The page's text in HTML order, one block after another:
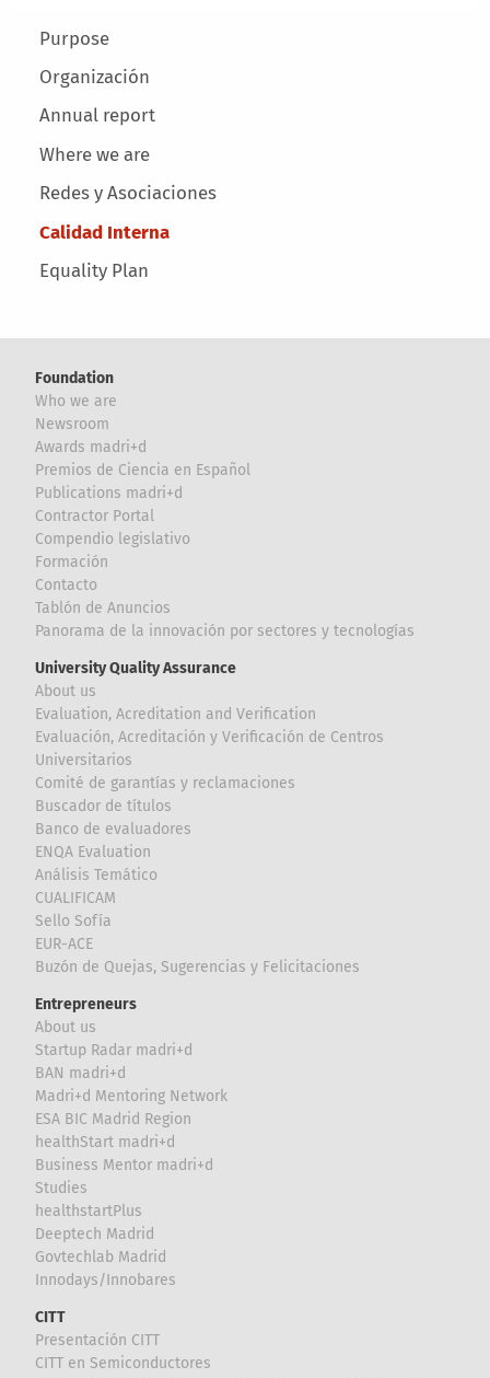
Main menu
Purpose
Organización
Annual report
Where we are
Redes y Asociaciones
Calidad Interna
Equality Plan
Foundation
Who we are
Newsroom
Awards madri+d
Premios de Ciencia en Español
Publications madri+d
Contractor Portal
Compendio legislativo
Formación
Contacto
Tablón de Anuncios
Panorama de la innovación por sectores y tecnologías
University Quality Assurance
About us
Evaluation, Acreditation and Verification
Evaluación, Acreditación y Verificación de Centros
Universitarios
Comité de garantías y reclamaciones
Buscador de títulos
Banco de evaluadores
ENQA Evaluation
Análisis Temático
CUALIFICAM
Sello Sofía
EUR-ACE
Buzón de Quejas, Sugerencias y Felicitaciones
Entrepreneurs
About us
Startup Radar madri+d
BAN madri+d
Madri+d Mentoring Network
ESA BIC Madrid Region
healthStart madri+d
Business Mentor madri+d
Studies
healthstartPlus
Deeptech Madrid
Govtechlab Madrid
Innodays/Innobares
CITT
Presentación CITT
CITT en Semiconductores